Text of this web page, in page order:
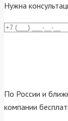
Нужна
По России и
компании